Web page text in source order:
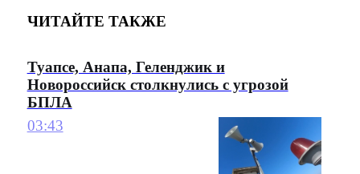
ЧИТАЙТЕ ТАКЖЕ
Туапсе, Анапа, Геленджик и
Новороссийск столкнулись с угрозой
БПЛА
03:43